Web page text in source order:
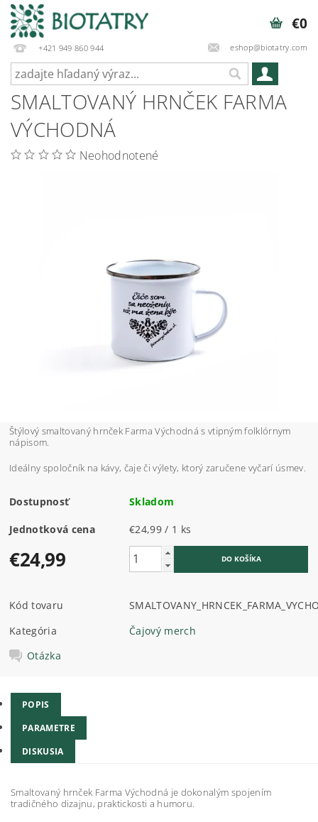
+421 949 860 944 eshop@biotatry.com
€0
SMALTOVANÝ HRNČEK FARMA
VÝCHODNÁ
Neohodnotené
Štýlový smaltovaný hrnček Farma Východná s vtipným folklórnym
nápisom.
Ideálny spoločník na kávy, čaje či výlety, ktorý zaručene vyčarí úsmev.
Dostupnosť Skladom
Jednotková cena €24,99 / 1 ks
€24,99
Kód tovaru
Kategória
Čajový merch
Otázka
POPIS
PARAMETRE
DISKUSIA
Smaltovaný hrnček Farma Východná je dokonalým spojením
tradičného dizajnu, praktickosti a humoru.